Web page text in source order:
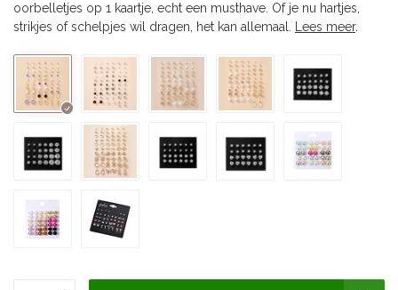
oorbelletjes op 1 kaartje, echt een musthave. Of je nu hartjes,
strikjes of schelpjes wil dragen, het kan allemaal.
Lees meer.